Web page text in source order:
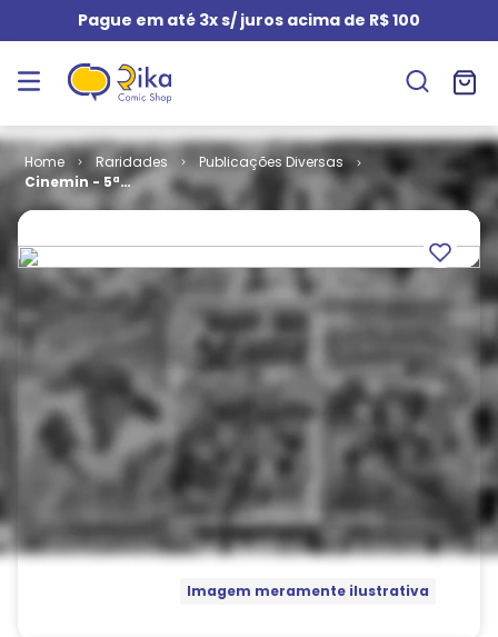
Pague em até 3x s/ juros acima de R$ 100
Raridades
Publicações Diversas
Cinemin - 5ª
Série # 11
Imagem meramente ilustrativa